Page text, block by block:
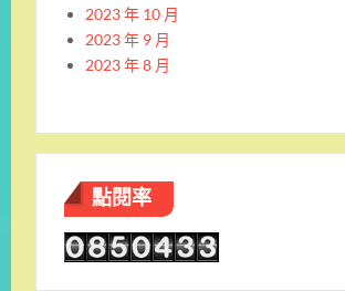
2023 年 10 月
2023 年 9 月
2023 年 8 月
點閱率